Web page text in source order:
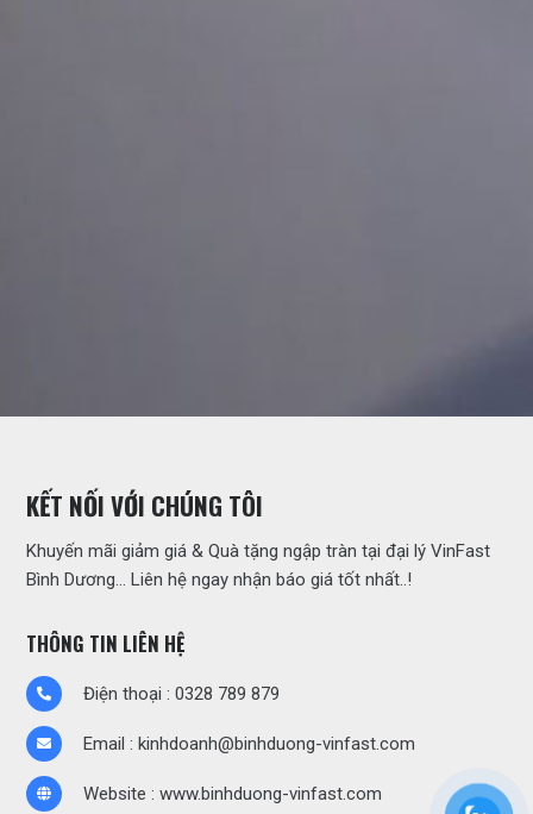
KẾT NỐI VỚI CHÚNG TÔI
Khuyến mãi giảm giá & Quà tặng ngập tràn tại đại lý VinFast
Bình Dương… Liên hệ ngay nhận báo giá tốt nhất..!
THÔNG TIN LIÊN HỆ
Điện thoại : 0328 789 879
Email : kinhdoanh@binhduong-vinfast.com
Website : www.binhduong-vinfast.com